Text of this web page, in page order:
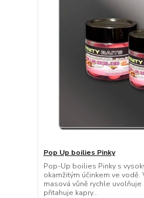
Pop Up boilies Pinky
Pop-Up boilies Pinky s
okamžitým účinkem ve vodě.
masová vůně rychle
přitahuje kapry...